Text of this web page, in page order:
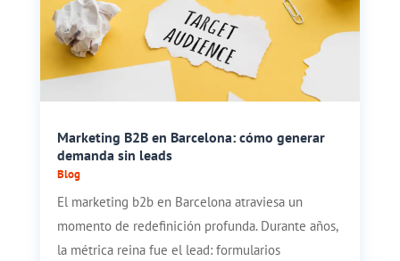
Marketing B2B en Barcelona: cómo generar
demanda sin leads
Blog
El marketing b2b en Barcelona atraviesa un
momento de redefinición profunda. Durante años,
la métrica reina fue el lead: formularios